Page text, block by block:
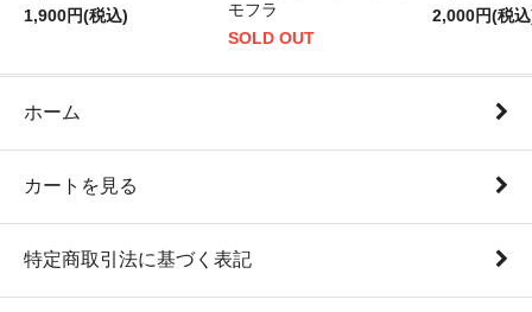
1,900円(税込)
モフラ
SOLD OUT
2,000円(税
ホーム
カートを見る
特定商取引法に基づく表記